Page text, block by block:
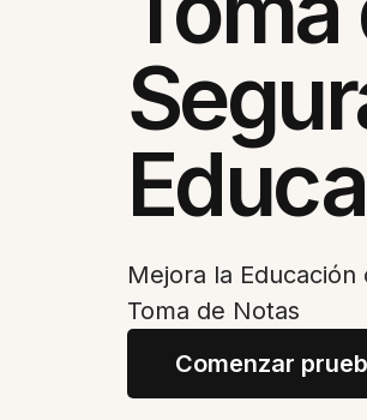
Mejora la
Toma de Notas
Comenzar